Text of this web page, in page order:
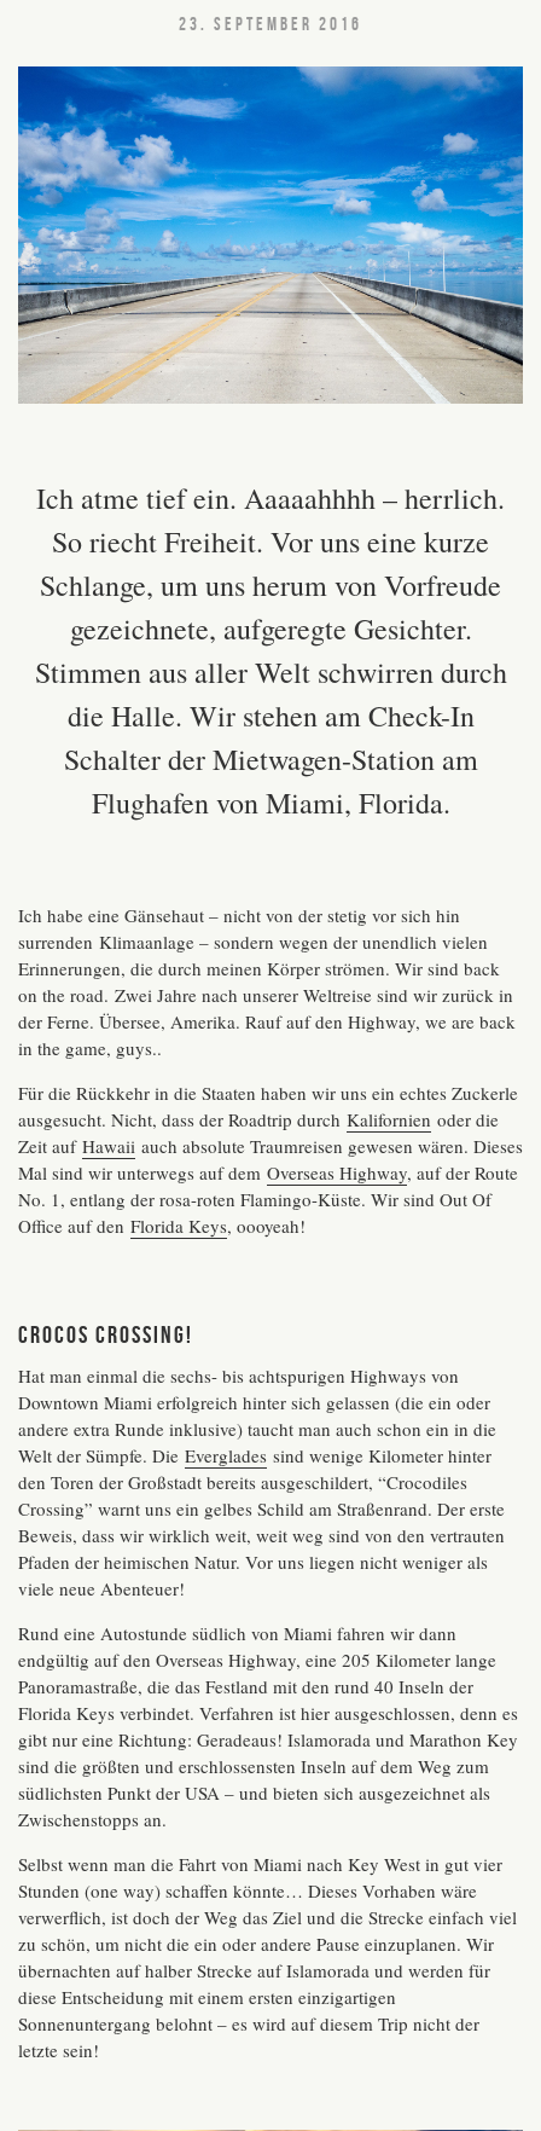
23. SEPTEMBER 2016
Ich atme tief ein. Aaaaahhhh – herrlich.
So riecht Freiheit. Vor uns eine kurze
Schlange, um uns herum von Vorfreude
gezeichnete, aufgeregte Gesichter.
Stimmen aus aller Welt schwirren durch
die Halle. Wir stehen am Check-In
Schalter der Mietwagen-Station am
Flughafen von Miami, Florida.
Ich habe eine Gänsehaut – nicht von der stetig vor sich hin
surrenden Klimaanlage – sondern wegen der unendlich vielen
Erinnerungen, die durch meinen Körper strömen. Wir sind back
on the road. Zwei Jahre nach unserer Weltreise sind wir zurück in
der Ferne. Übersee, Amerika. Rauf auf den Highway, we are back
in the game, guys..
Für die Rückkehr in die Staaten haben wir uns ein echtes Zuckerle
ausgesucht. Nicht, dass der Roadtrip durch Kalifornien oder die
Zeit auf Hawaii auch absolute Traumreisen gewesen wären. Dieses
Mal sind wir unterwegs auf dem Overseas Highway, auf der Route
No. 1, entlang der rosa-roten Flamingo-Küste. Wir sind Out Of
Office auf den Florida Keys, oooyeah!
CROCOS CROSSING!
Hat man einmal die sechs- bis achtspurigen Highways von
Downtown Miami erfolgreich hinter sich gelassen (die ein oder
andere extra Runde inklusive) taucht man auch schon ein in die
Welt der Sümpfe. Die Everglades sind wenige Kilometer hinter
den Toren der Großstadt bereits ausgeschildert, “Crocodiles
Crossing” warnt uns ein gelbes Schild am Straßenrand. Der erste
Beweis, dass wir wirklich weit, weit weg sind von den vertrauten
Pfaden der heimischen Natur. Vor uns liegen nicht weniger als
viele neue Abenteuer!
Rund eine Autostunde südlich von Miami fahren wir dann
endgültig auf den Overseas Highway, eine 205 Kilometer lange
Panoramastraße, die das Festland mit den rund 40 Inseln der
Florida Keys verbindet. Verfahren ist hier ausgeschlossen, denn es
gibt nur eine Richtung: Geradeaus! Islamorada und Marathon Key
sind die größten und erschlossensten Inseln auf dem Weg zum
südlichsten Punkt der USA – und bieten sich ausgezeichnet als
Zwischenstopps an.
Selbst wenn man die Fahrt von Miami nach Key West in gut vier
Stunden (one way) schaffen könnte… Dieses Vorhaben wäre
verwerflich, ist doch der Weg das Ziel und die Strecke einfach viel
zu schön, um nicht die ein oder andere Pause einzuplanen. Wir
übernachten auf halber Strecke auf Islamorada und werden für
diese Entscheidung mit einem ersten einzigartigen
Sonnenuntergang belohnt – es wird auf diesem Trip nicht der
letzte sein!